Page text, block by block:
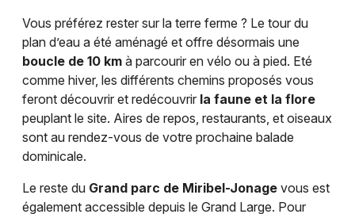
Je m'abonne
Vous préférez rester sur la terre ferme ? Le tour du
plan d’eau a été aménagé et offre désormais une
boucle de 10 km à parcourir en vélo ou à pied. Eté
comme hiver, les différents chemins proposés vous
feront découvrir et redécouvrir la faune et la flore
peuplant le site. Aires de repos, restaurants, et oiseaux
sont au rendez-vous de votre prochaine balade
dominicale.
Le reste du Grand parc de Miribel-Jonage vous est
également accessible depuis le Grand Large. Pour